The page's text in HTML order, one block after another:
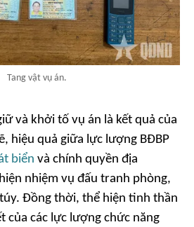
Tang vật vụ án.
và khởi tố vụ án là kết quả của
hiệu quả giữa lực lượng BĐBP
biển và chính quyền địa
nhiệm vụ đấu tranh phòng,
Đồng thời, thể hiện tinh thần
của các lực lượng chức năng